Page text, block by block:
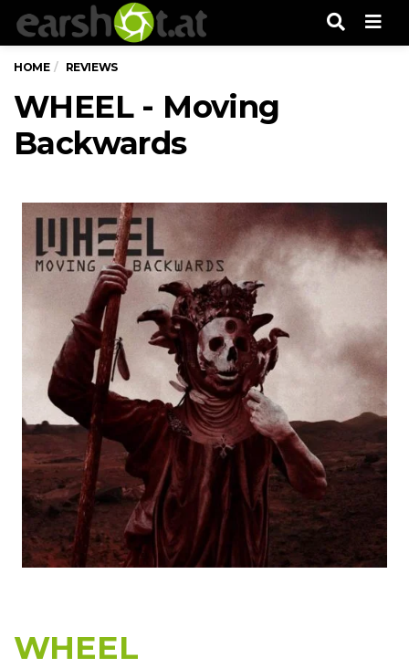
HOME REVIEWS
WHEEL - Moving
Backwards
WHEEL